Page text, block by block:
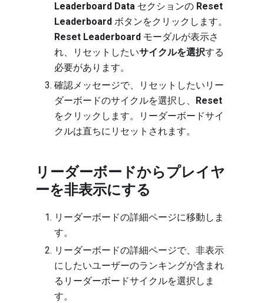
Leaderboard Data セクションの Reset
Leaderboard ボタンをクリックします。
Reset Leaderboard モーダルが表示さ
れ、リセットしたいサイクルを選択する
必要があります。
確認メッセージで、リセットしたいリー
ダーボードのサイクルを選択し、
Reset
をクリックします。リーダーボードサイ
クルは直ちにリセットされます。
リーダーボードからプレイヤ
ーを非表示にする
リーダーボードの詳細ページに移動しま
す。
リーダーボードの詳細ページで、非表示
にしたいユーザーのランキングが含まれ
るリーダーボードサイクルを選択しま
す。